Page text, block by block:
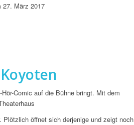
27. März 2017
Comic auf die Bühne bringt. Mit dem
öffnet sich derjenige und zeigt noch